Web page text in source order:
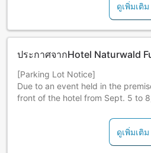
ดูเพิ่มเติม
ประกาศจากHotel Naturwald
[Parking Lot Notice]
Due to an event held in the
front of the hotel from Sept. 5 to
During this period, there will be a
up a 5-minute walk from the hotel.
ดูเพิ่มเติม